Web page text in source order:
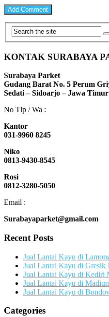
KONTAK SURABAYA
Surabaya Parket
Gudang Barat No. 5 Perum
Sedati – Sidoarjo – Jawa Timur
No Tlp / Wa :
Kantor
031-9960 8245
Niko
0813-9430-8545
Rosi
0812-3280-5050
Email :
Surabayaparket@gmail.com
Recent Posts
Jual Lantai Kayu di
Jual Lantai Kayu di Gresik
Jual Lantai Kayu di Kediri
Jual Lantai Kayu di
Jual Lantai Kayu di
Categories